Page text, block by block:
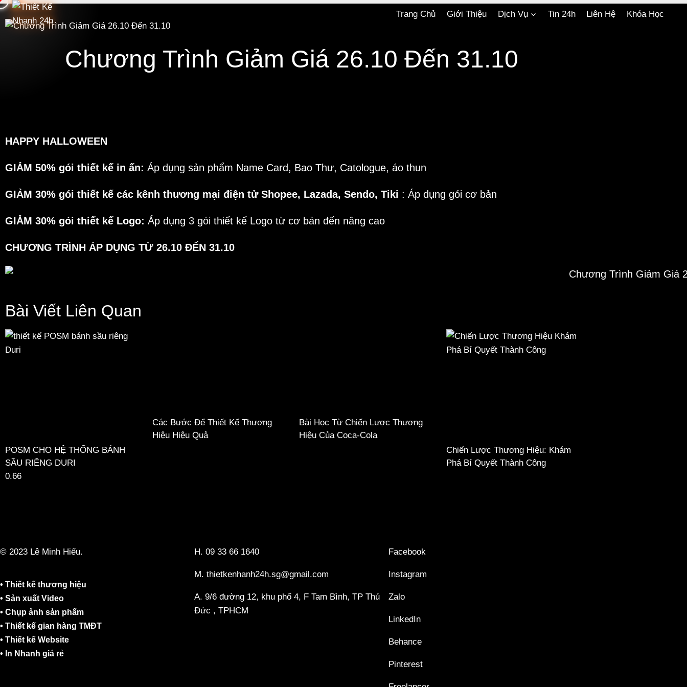
Trang Chủ Giới Thiệu Dịch Vụ Tin 24h Liên Hệ Khóa Học
Chương Trình Giảm Giá 26.10 Đến 31.10
HAPPY HALLOWEEN
GIẢM 50% gói thiết kế in ấn: Áp dụng sản phẩm Name Card, Bao Thư, Catologue, áo thun
GIẢM 30% gói thiết kế các kênh thương mại điện tử Shopee, Lazada, Sendo, Tiki : Áp dụng gói cơ bản
GIẢM 30% gói thiết kế Logo: Áp dụng 3 gói thiết kế Logo từ cơ bản đến nâng cao
CHƯƠNG TRÌNH ÁP DỤNG TỪ 26.10 ĐẾN 31.10
Bài Viết Liên Quan
POSM CHO HỆ THỐNG BÁNH
SẦU RIÊNG DURI
Các Bước Để Thiết Kế Thương
Hiệu Hiệu Quả
Bài Học Từ Chiến Lược Thương
Hiệu Của Coca-Cola
Chiến Lược Thương Hiệu: Khám
Phá Bí Quyết Thành Công
© 2023 Lê Minh Hiếu.
• Thiết kế thương hiệu
• Sản xuất Video
• Chụp ảnh sản phẩm
• Thiết kế gian hàng TMĐT
• Thiết kế Website
• In Nhanh giá rẻ
H. 09 33 66 1640
M. thietkenhanh24h.sg@gmail.com
A. 9/6 đường 12, khu phố 4, F Tam Bình, TP Thủ
Đức , TPHCM
Facebook
Instagram
Zalo
LinkedIn
Behance
Pinterest